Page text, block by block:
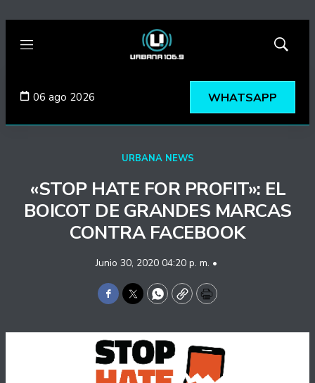
Menú
Mostrar
06 ago 2026 WHATSAPP
URBANA NEWS
«STOP HATE FOR PROFIT»: EL
BOICOT DE GRANDES MARCAS
CONTRA FACEBOOK
Junio 30, 2020 04:20 p. m. •
Facebook
TwitterWhatsApp
CopyPrint